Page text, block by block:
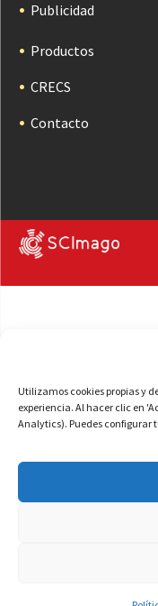
Utilizamos cookies propias y
experiencia. Al hacer clic en
Analytics). Puedes configurar
Publicidad
Productos
CRECS
Contacto